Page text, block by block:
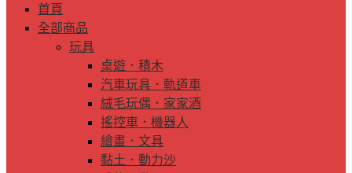
首頁
全部商品
玩具
桌遊．積木
汽車玩具．軌道車
絨毛玩偶．家家酒
搖控車．機器人
繪畫．文具
黏土．動力沙